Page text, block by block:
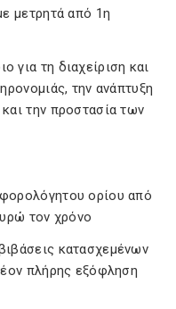
μετρητά από 1η
για τη διαχείριση και
την ανάπτυξη
την προστασία των
ορίου από
τον χρόνο
κατασχεμένων
πλήρης εξόφληση